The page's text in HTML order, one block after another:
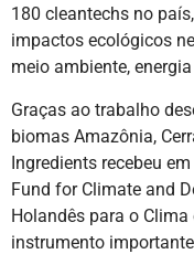
180 cleantechs no
impactos ecológicos
meio ambiente,
Graças ao trabalho
biomas Amazônia,
Ingredients recebeu
Fund for Climate and
Holandês para o
instrumento